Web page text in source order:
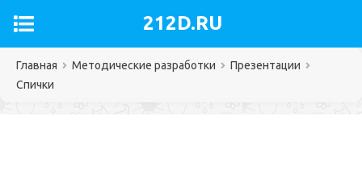
212D.RU
Главная Методические разработки
Презентации
Спички